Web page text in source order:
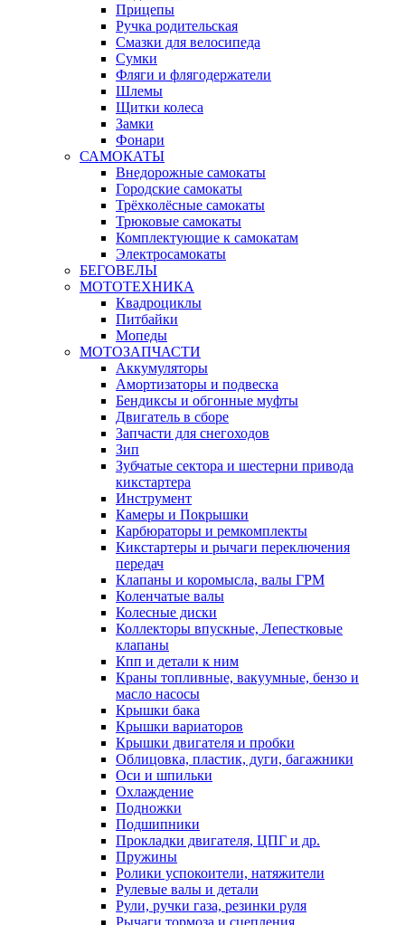
Прицепы
Ручка родительская
Смазки для велосипеда
Сумки
Фляги и флягодержатели
Шлемы
Щитки колеса
Замки
Фонари
САМОКАТЫ
Внедорожные самокаты
Городские самокаты
Трёхколёсные самокаты
Трюковые самокаты
Комплектующие к самокатам
Электросамокаты
БЕГОВЕЛЫ
МОТОТЕХНИКА
Квадроциклы
Питбайки
Мопеды
МОТОЗАПЧАСТИ
Аккумуляторы
Амортизаторы и подвеска
Бендиксы и обгонные муфты
Двигатель в сборе
Запчасти для снегоходов
Зип
Зубчатые сектора и шестерни привода
кикстартера
Инструмент
Камеры и Покрышки
Карбюраторы и ремкомплекты
Кикстартеры и рычаги переключения
передач
Клапаны и коромысла, валы ГРМ
Коленчатые валы
Колесные диски
Коллекторы впускные, Лепестковые
клапаны
Кпп и детали к ним
Краны топливные, вакуумные, бензо и
масло насосы
Крышки бака
Крышки вариаторов
Крышки двигателя и пробки
Облицовка, пластик, дуги, багажники
Оси и шпильки
Охлаждение
Подножки
Подшипники
Прокладки двигателя, ЦПГ и др.
Пружины
Ролики успокоители, натяжители
Рулевые валы и детали
Рули, ручки газа, резинки руля
Рычаги тормоза и сцепления